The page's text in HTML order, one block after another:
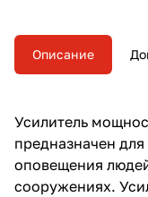
Описание
Усилитель
предназначен
оповещения
сооружениях.